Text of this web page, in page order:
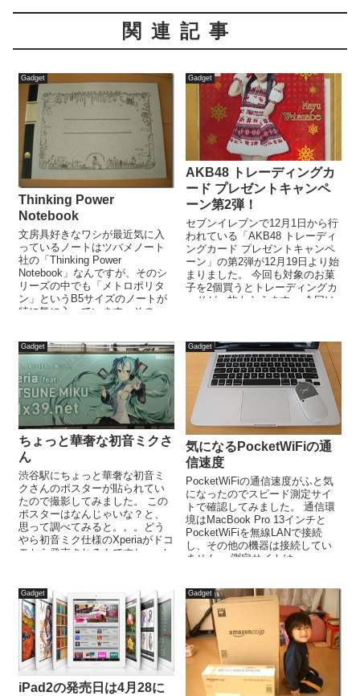
関連記事
Gadget
Thinking Power
Notebook
文房具好きなワシが最近気に入
っているノートはツバメノート
社の「Thinking Power
Notebook」なんですが、そのシ
リーズの中でも「メトロポリタ
ン」というB5サイズのノートが
特に気に入っています。その
Gadget
AKB48 トレーディングカ
ード プレゼントキャンペ
ーン第2弾！
セブンイレブンで12月1日から行
われている「AKB48 トレーディ
ングカード プレゼントキャンペ
ーン」の第2弾が12月19日より始
まりました。 今回も対象のお菓
子を2個買うとトレーディングカ
ードが一枚もらえます。 今回は
Gadget
ちょっと華奢な初音ミクさ
ん
渋谷駅にちょっと華奢な初音ミ
クさんのポスターが貼られてい
たので撮影してみました。 この
ポスターはなんじゃいな？と、
思って調べてみると。。。どう
やら初音ミク仕様のXperiaがドコ
モから発売されるんですね。 ノ
Gadget
気になるPocketWiFiの通
信速度
PocketWiFiの通信速度がふと気
になったのでスピード測定サイ
トで確認してみました。 通信環
境はMacBook Pro 13インチと
PocketWiFiを無線LANで接続
し、その他の機器は接続してい
ません。 測定サイトは...
Gadget
iPad2の発売日は4月28に
Gadget